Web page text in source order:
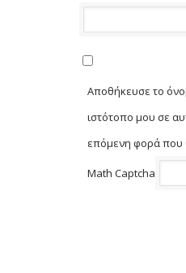
Αποθήκευσε το
ιστότοπο μου σε
επόμενη φορά που
Math Captcha